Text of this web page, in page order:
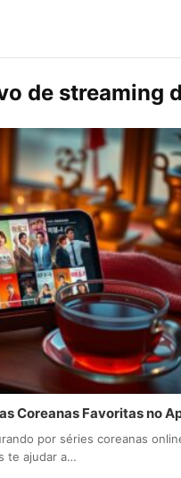
de streaming
Coreanas Favoritas no
por séries coreanas
te ajudar a…